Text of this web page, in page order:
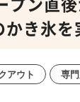
き氷を
アウト 専